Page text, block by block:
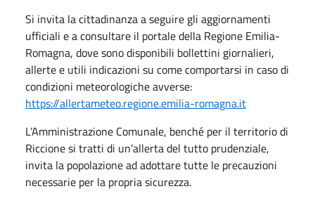
Si invita la cittadinanza a seguire gli aggiornamenti
ufficiali e a consultare il portale della Regione Emilia-
Romagna, dove sono disponibili bollettini giornalieri,
allerte e utili indicazioni su come comportarsi in caso di
condizioni meteorologiche avverse:
https://allertameteo.regione.emilia-romagna.it
L’Amministrazione Comunale, benché per il territorio di
Riccione si tratti di un’allerta del tutto prudenziale,
invita la popolazione ad adottare tutte le precauzioni
necessarie per la propria sicurezza.